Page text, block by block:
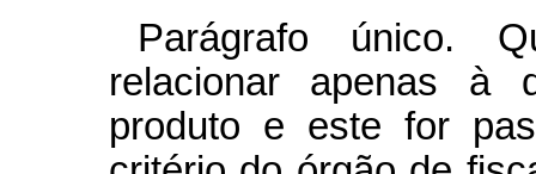
Parágrafo único.
relacionar apenas à
produto e este for